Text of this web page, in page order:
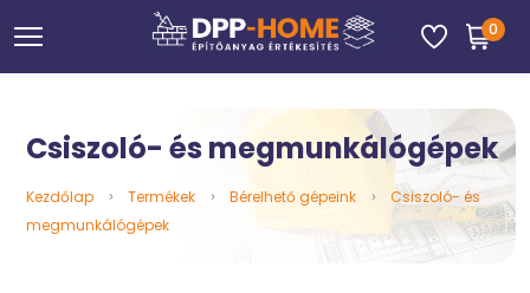
0
Csiszoló- és megmunkálógépek
Kezdőlap Termékek Bérelhető gépeink
Csiszoló- és
megmunkálógépek